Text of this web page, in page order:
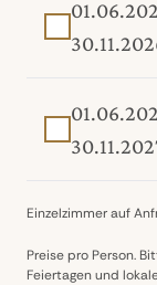
Einzelzimmer auf
Preise pro Person.
Feiertagen und